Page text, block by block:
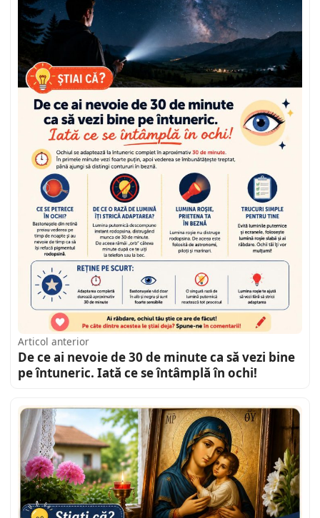
Articol anterior
De ce ai nevoie de 30 de minute ca să vezi bine
pe întuneric. Iată ce se întâmplă în ochi!